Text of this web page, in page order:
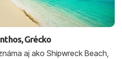
Grécko
aj ako Shipwreck Beach,